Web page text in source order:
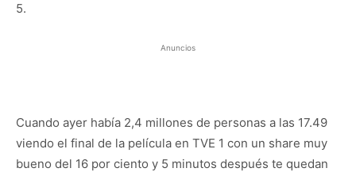
5.
Anuncios
Cuando ayer había 2,4 millones de personas a las 17.49
viendo el final de la película en TVE 1 con un share muy
bueno del 16 por ciento y 5 minutos después te quedan